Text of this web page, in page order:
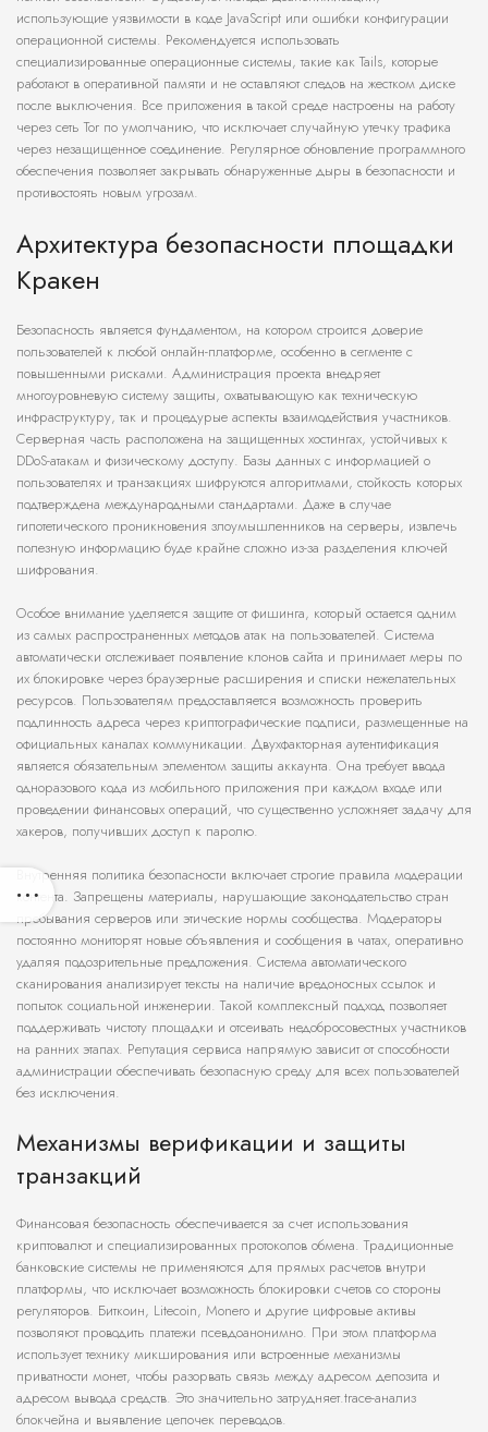
использующие уязвимости в коде JavaScript или ошибки конфигурации
операционной системы. Рекомендуется использовать
специализированные операционные системы, такие как Tails, которые
работают в оперативной памяти и не оставляют следов на жестком диске
после выключения. Все приложения в такой среде настроены на работу
через сеть Tor по умолчанию, что исключает случайную утечку трафика
через незащищенное соединение. Регулярное обновление программного
обеспечения позволяет закрывать обнаруженные дыры в безопасности и
противостоять новым угрозам.
Архитектура безопасности площадки
Кракен
Безопасность является фундаментом, на котором строится доверие
пользователей к любой онлайн-платформе, особенно в сегменте с
повышенными рисками. Администрация проекта внедряет
многоуровневую систему защиты, охватывающую как техническую
инфраструктуру, так и процедурые аспекты взаимодействия участников.
Серверная часть расположена на защищенных хостингах, устойчивых к
DDoS-атакам и физическому доступу. Базы данных с информацией о
пользователях и транзакциях шифруются алгоритмами, стойкость которых
подтверждена международными стандартами. Даже в случае
гипотетического проникновения злоумышленников на серверы, извлечь
полезную информацию буде крайне сложно из-за разделения ключей
шифрования.
Особое внимание уделяется защите от фишинга, который остается одним
из самых распространенных методов атак на пользователей. Система
автоматически отслеживает появление клонов сайта и принимает меры по
их блокировке через браузерные расширения и списки нежелательных
ресурсов. Пользователям предоставляется возможность проверить
подлинность адреса через криптографические подписи, размещенные на
официальных каналах коммуникации. Двухфакторная аутентификация
является обязательным элементом защиты аккаунта. Она требует ввода
одноразового кода из мобильного приложения при каждом входе или
проведении финансовых операций, что существенно усложняет задачу для
хакеров, получивших доступ к паролю.
Внутренняя политика безопасности включает строгие правила модерации
контента. Запрещены материалы, нарушающие законодательство стран
пребывания серверов или этические нормы сообщества. Модераторы
постоянно мониторят новые объявления и сообщения в чатах, оперативно
удаляя подозрительные предложения. Система автоматического
сканирования анализирует тексты на наличие вредоносных ссылок и
попыток социальной инженерии. Такой комплексный подход позволяет
поддерживать чистоту площадки и отсеивать недобросовестных участников
на ранних этапах. Репутация сервиса напрямую зависит от способности
администрации обеспечивать безопасную среду для всех пользователей
без исключения.
Механизмы верификации и защиты
транзакций
Финансовая безопасность обеспечивается за счет использования
криптовалют и специализированных протоколов обмена. Традиционные
банковские системы не применяются для прямых расчетов внутри
платформы, что исключает возможность блокировки счетов со стороны
регуляторов. Биткоин, Litecoin, Monero и другие цифровые активы
позволяют проводить платежи псевдоанонимно. При этом платформа
использует технику микширования или встроенные механизмы
приватности монет, чтобы разорвать связь между адресом депозита и
адресом вывода средств. Это значительно затрудняет.trace-анализ
блокчейна и выявление цепочек переводов.